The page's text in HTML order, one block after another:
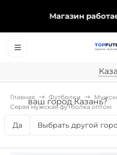
Магазин работает
ваш город Казань?
Да Выбрать другой
Главная Футболки
Серая мужская футболка оптом
Серая мужская